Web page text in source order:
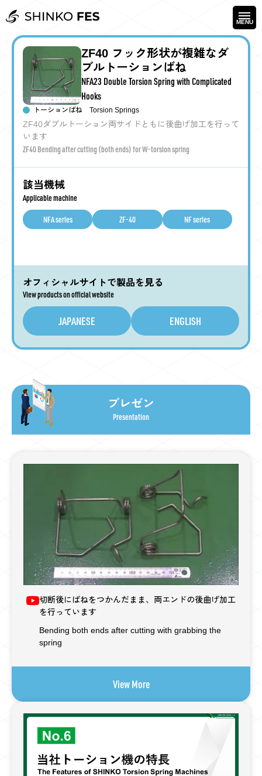
MENU
HOME
SHINKO FESとは
About SHINKO FES MENU
探検してみる
Deep Exploration
開発の背景や考え方、詳細情報を深掘りしてお伝えします。
We show deep information about our product development
background, concept, and details.
ばねから探す
Search From Springs
You can find our technical or product features from springs, their
partial shapes, or manufacturing methods.
バーチャルスタッフ
Virtual Staff
貢献パートナー
Contribution Partners
YouTube
Youtube
お問い合わせ Contact
新興機械工業公式SNSアカウント
Official SNS
お気に入り製品一覧
Favorite Product List
各製品の「気になる！」ボタンを押してお気に入り登録
することで、
You can save your favorite information by pressing
現在お気に入り登録されている
製品はありません
No saved information now.
CLOSE
SHINKO FES とは
About SHINKO FES
より気軽に、より深く
オフィシャルサイトとは違った
ビジュアルで構築しています。
under the concept of virtual exhibition site with a
different visual from the official site
for easier and deeper understanding of our products.
CLOSE
ZF40 フック形状が複雑なダ
ブルトーションばね
NFA23 Double Torsion Spring with Complicated
Hooks
トーションばね Torsion Springs
ZF40ダブルトーション両サイドともに後曲げ加工を行って
います
ZF40 Bending after cutting (both ends) for W-torsion spring
該当機械
Applicable machine
NFA series ZF-40 NF series
オフィシャルサイトで製品を見る
View products on official website
JAPANESE ENGLISH
プレゼン
Presentation
切断後にばねをつかんだまま、両エンドの後曲げ加工
を行っています
Bending both ends after cutting with grabbing the
spring
View More
CLOSE
CLOSE